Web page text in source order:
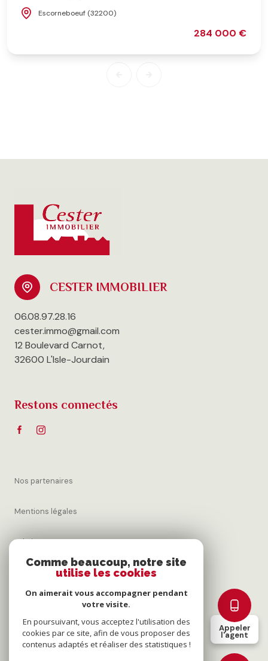
Appeler
l'agent
Escorneboeuf (32200)
284 000 €
CESTER IMMOBILIER
06.08.97.28.16
cester.immo@gmail.com
12 Boulevard Carnot,
32600 L'Isle-Jourdain
Restons connectés
Nos partenaires
Mentions légales
Admin
Nos honoraires
Cookies
Comme beaucoup, notre site
utilise les cookies
On aimerait vous accompagner pendant
votre visite.
En poursuivant, vous acceptez l'utilisation des
cookies par ce site, afin de vous proposer des
contenus adaptés et réaliser des statistiques !